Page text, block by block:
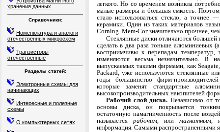
хранения данных
Справочники:
Номенклатура и аналоги
отечественных микросхем
Транзисторы
отечественные
Разделы статей:
Электронные схемы для
начинающих
Интересные и полезные
схемы
О компьютерных сетях
легкого. Но со временем возникла
ма­лые размеры и большая емкость.
стало использоваться стекло, а точнее
керамики. Один из таких материалов
Corning. Mem-Сог значительно прочнее,
Стеклянные диски отличаются
сде­лать в два раза тоньше алюминиевых
восприим­чивы к перепадам
изменяются весьма не­значительно. В
выпускаемых такими фирмами, как
Packard, уже используются стеклянные
годы большинство фирм-
которые заменят стандартные
высокопроизводительных накопителей
Рабочий слой диска. Независимо от
осно­вы диска, он покрывается
остаточную намаг­ниченность после
называется рабочим, илимагнитным,
информация. Самыми распростра­ненными